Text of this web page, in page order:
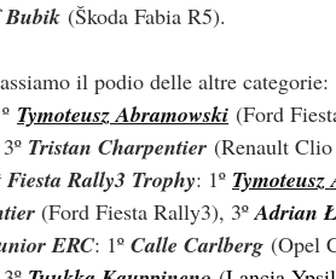
Bubik (Škoda Fabia R5).
il podio delle altre categorie:
Tymoteusz Abramowski (Ford
Tristan Charpentier (Renault
Rally3 Trophy: 1º
(Ford Fiesta Rally3), 3º Adrian
ERC: 1º Calle Carlberg (Opel